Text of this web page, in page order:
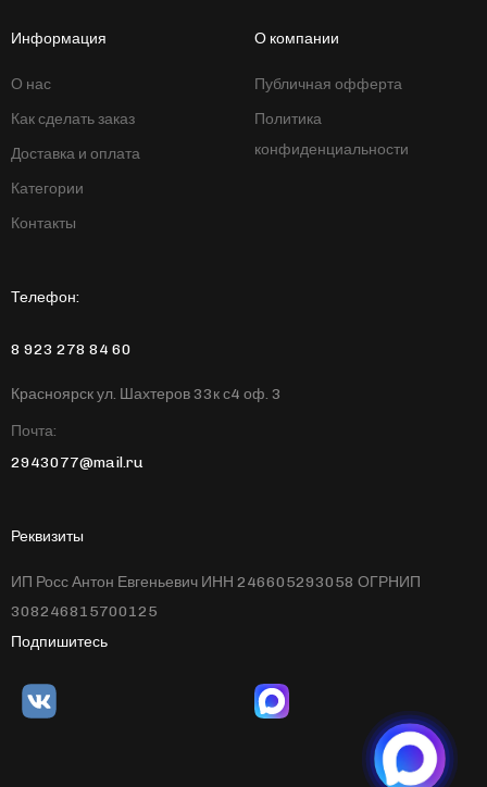
Информация
О нас
Как сделать заказ
Доставка и оплата
Категории
Контакты
О компании
Публичная офферта
Политика
конфиденциальности
Телефон:
8 923 278 84 60
Красноярск ул. Шахтеров 33к с4 оф. 3
Почта:
2943077@mail.ru
Реквизиты
ИП Росс Антон Евгеньевич ИНН 246605293058 ОГРНИП
308246815700125
Подпишитесь